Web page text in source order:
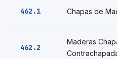
462.1 Chapas de
462.2
Maderas